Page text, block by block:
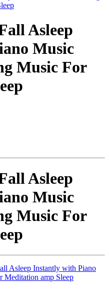
Asleep
Music
Music For
Asleep
Music
Music For
Asleep Instantly with Piano
Meditation amp Sleep